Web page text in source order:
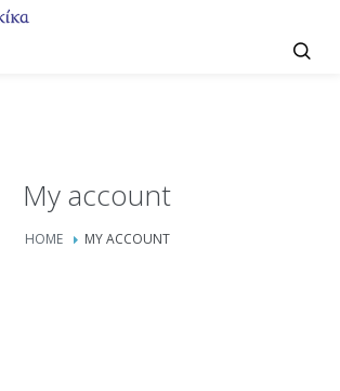
My account
HOME MY ACCOUNT